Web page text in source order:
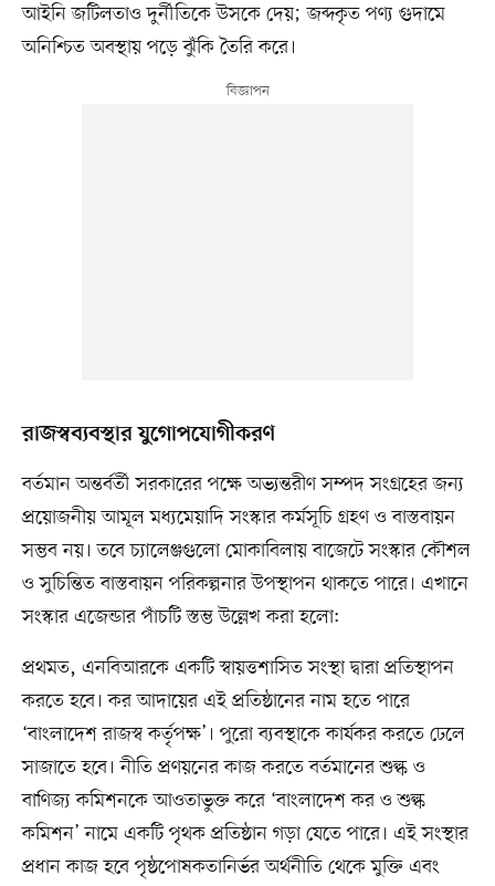
আইনি জটিলতাও দুর্নীতিকে উসকে দেয়; জব্দকৃত পণ্য গুদামে
অনিশ্চিত অবস্থায় পড়ে ঝুঁকি তৈরি করে।
রাজস্বব্যবস্থার যুগোপযোগীকরণ
বর্তমান অন্তর্বর্তী সরকারের পক্ষে অভ্যন্তরীণ সম্পদ সংগ্রহের জন্য
প্রয়োজনীয় আমূল মধ্যমেয়াদি সংস্কার কর্মসূচি গ্রহণ ও বাস্তবায়ন
সম্ভব নয়। তবে চ্যালেঞ্জগুলো মোকাবিলায় বাজেটে সংস্কার কৌশল
ও সুচিন্তিত বাস্তবায়ন পরিকল্পনার উপস্থাপন থাকতে পারে। এখানে
সংস্কার এজেন্ডার পাঁচটি স্তম্ভ উল্লেখ করা হলো:
প্রথমত, এনবিআরকে একটি স্বায়ত্তশাসিত সংস্থা দ্বারা প্রতিস্থাপন
করতে হবে। কর আদায়ের এই প্রতিষ্ঠানের নাম হতে পারে
‘বাংলাদেশ রাজস্ব কর্তৃপক্ষ’। পুরো ব্যবস্থাকে কার্যকর করতে ঢেলে
সাজাতে হবে। নীতি প্রণয়নের কাজ করতে বর্তমানের শুল্ক ও
বাণিজ্য কমিশনকে আওতাভুক্ত করে ‘বাংলাদেশ কর ও শুল্ক
কমিশন’ নামে একটি পৃথক প্রতিষ্ঠান গড়া যেতে পারে। এই সংস্থার
প্রধান কাজ হবে পৃষ্ঠপোষকতানির্ভর অর্থনীতি থেকে মুক্তি এবং